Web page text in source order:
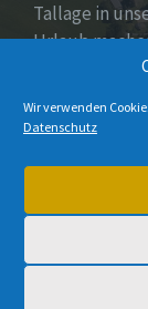
Wir verwenden
Datenschutz
Tallage in
Urlaub
Dies wird
unter Beweis
© 2026